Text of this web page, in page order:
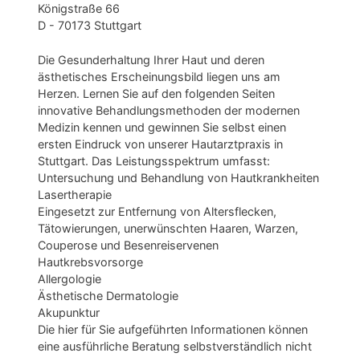
Königstraße 66
D - 70173 Stuttgart
Die Gesunderhaltung Ihrer Haut und deren
ästhetisches Erscheinungsbild liegen uns am
Herzen. Lernen Sie auf den folgenden Seiten
innovative Behandlungsmethoden der modernen
Medizin kennen und gewinnen Sie selbst einen
ersten Eindruck von unserer Hautarztpraxis in
Stuttgart. Das Leistungsspektrum umfasst:
Untersuchung und Behandlung von Hautkrankheiten
Lasertherapie
Eingesetzt zur Entfernung von Altersflecken,
Tätowierungen, unerwünschten Haaren, Warzen,
Couperose und Besenreiservenen
Hautkrebsvorsorge
Allergologie
Ästhetische Dermatologie
Akupunktur
Die hier für Sie aufgeführten Informationen können
eine ausführliche Beratung selbstverständlich nicht